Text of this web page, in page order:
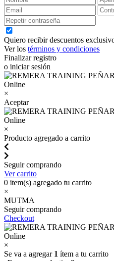
Quiero recibir descuentos
Ver los términos y condiciones
Finalizar registro
o iniciar sesión
×
Aceptar
×
Producto agregado a carrito
Seguir comprando
Ver carrito
0 item(s) agregado tu carrito
×
MUTMA
Seguir comprando
Checkout
×
Se va a agregar 1 ítem a tu carrito